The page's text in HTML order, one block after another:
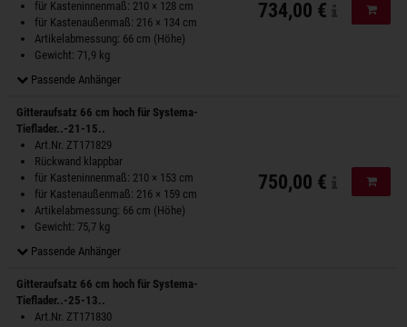
für Kasteninnenmaß: 210 × 128 cm
für Kastenaußenmaß: 216 × 134 cm
Artikelabmessung: 66 cm (Höhe)
Gewicht: 71,9 kg
Passende Anhänger
734,00 €
Gitteraufsatz 66 cm hoch für Systema-
Tieflader..-21-15..
Art.Nr. ZT171829
Rückwand klappbar
für Kasteninnenmaß: 210 × 153 cm
für Kastenaußenmaß: 216 × 159 cm
Artikelabmessung: 66 cm (Höhe)
Gewicht: 75,7 kg
Passende Anhänger
750,00 €
Gitteraufsatz 66 cm hoch für Systema-
Tieflader..-25-13..
Art.Nr. ZT171830